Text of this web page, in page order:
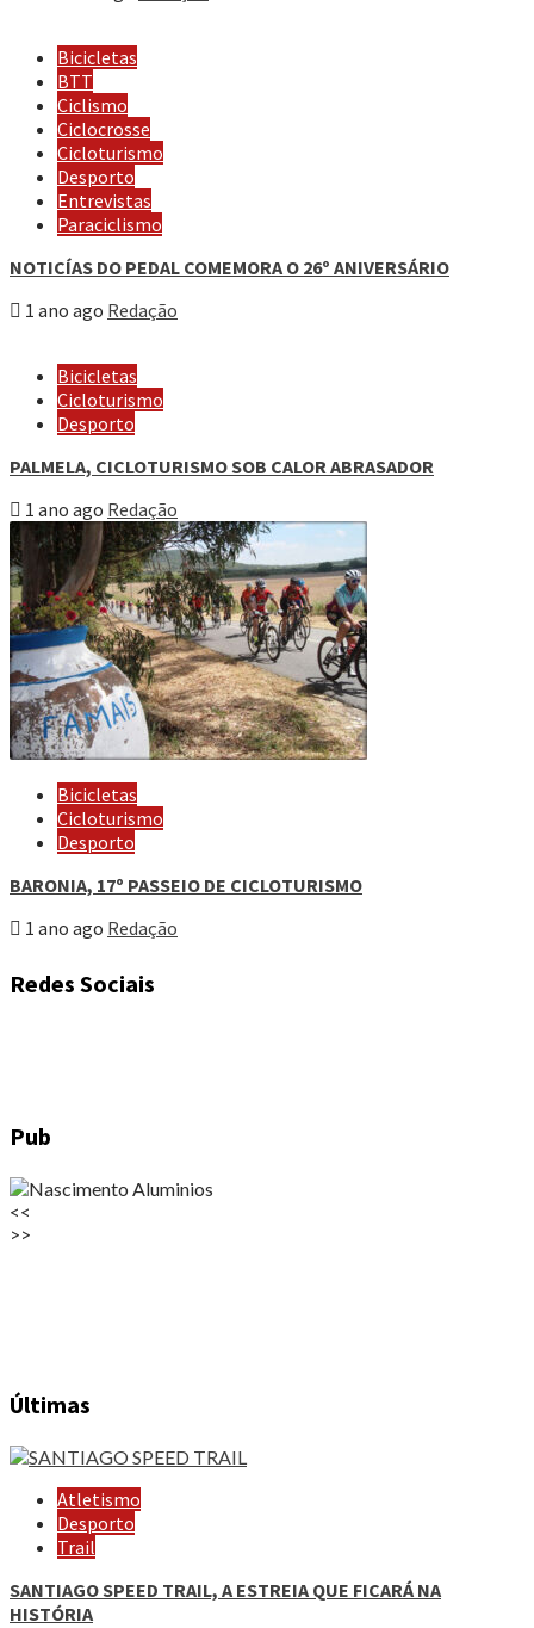
Bicicletas
BTT
Ciclismo
Ciclocrosse
Cicloturismo
Desporto
Entrevistas
Paraciclismo
NOTICÍAS DO PEDAL COMEMORA O 26º ANIVERSÁRIO
1 ano ago Redação
Bicicletas
Cicloturismo
Desporto
PALMELA, CICLOTURISMO SOB CALOR ABRASADOR
1 ano ago Redação
Bicicletas
Cicloturismo
Desporto
BARONIA, 17º PASSEIO DE CICLOTURISMO
1 ano ago Redação
Redes Sociais
Pub
<<
>>
Últimas
Atletismo
Desporto
Trail
SANTIAGO SPEED TRAIL, A ESTREIA QUE FICARÁ NA
HISTÓRIA